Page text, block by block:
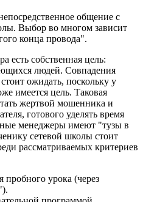
общение с
Выбор во многом зависит
конца провода".
есть собственная цель:
людей. Совпадения
ожидать, поскольку у
имеется цель. Таковая
жертвой мошенника и
готового уделять время
менеджеры имеют "тузы в
сетевой школы стоит
рассматриваемых критериев
урока (через